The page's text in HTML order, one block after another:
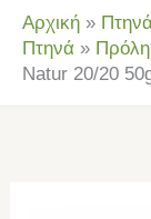
Αρχική »
Πτηνά »
Natur 20/20